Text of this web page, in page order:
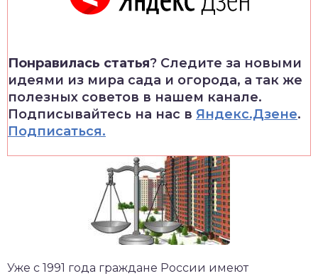
Понравилась статья? Следите за новыми
идеями из мира сада и огорода, а так же
полезных советов в нашем канале.
Подписывайтесь на нас в Яндекс.Дзене.
Подписаться.
Уже с 1991 года граждане России имеют